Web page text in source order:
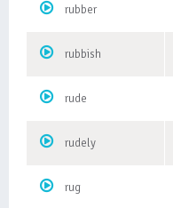
rubber
rubbish
rude
rudely
rug